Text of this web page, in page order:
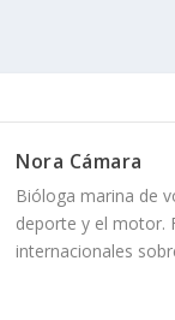
Nora Cámara
Bióloga marina de
deporte y el motor.
internacionales